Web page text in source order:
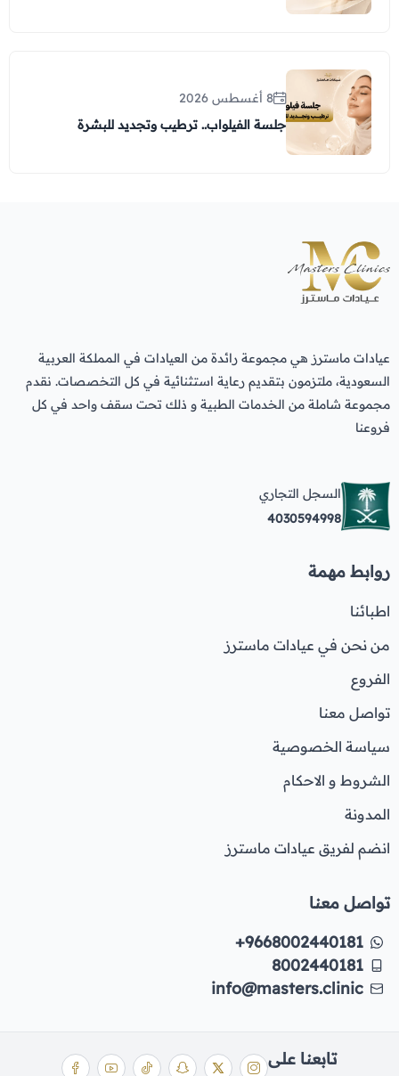
8 أغسطس 2026
جلسة الفيلواب.. ترطيب وتجديد للبشرة
عيادات ماسترز هي مجموعة رائدة من العيادات في المملكة العربية
السعودية، ملتزمون بتقديم رعاية استثنائية في كل التخصصات. نقدم
مجموعة شاملة من الخدمات الطبية و ذلك تحت سقف واحد في كل
فروعنا
السجل التجاري
4030594998
روابط مهمة
اطبائنا
من نحن في عيادات ماسترز
الفروع
تواصل معنا
سياسة الخصوصية
الشروط و الاحكام
المدونة
انضم لفريق عيادات ماسترز
تواصل معنا
+9668002440181
8002440181
info@masters.clinic
تابعنا على